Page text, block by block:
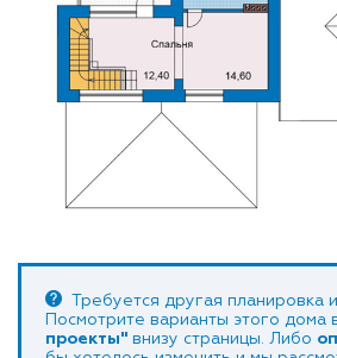
Требуется другая планировка
Посмотрите варианты этого дома
проекты" внизу страницы. Либо